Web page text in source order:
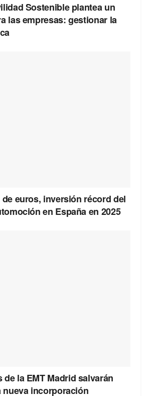
Sostenible plantea un
las empresas: gestionar la
euros, inversión récord del
en España en 2025
la EMT Madrid salvarán
nueva incorporación